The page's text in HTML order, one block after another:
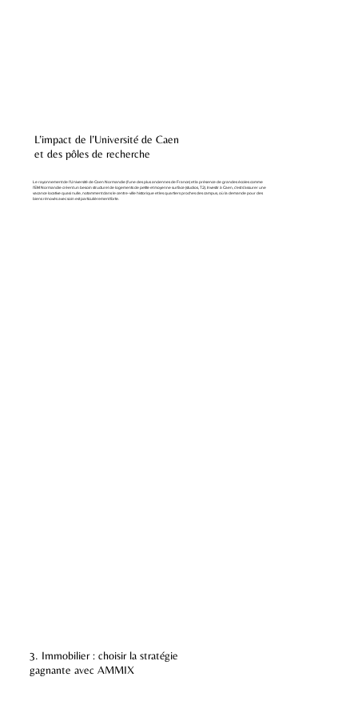
L’impact de l’Université de Caen
et des pôles de recherche
Le rayonnement de l’Université de Caen Normandie (l'une des plus anciennes de France) et la présence de grandes écoles comme
l'EM Normandie créent un besoin structurel de logements de petite et moyenne surface (studios, T2). Investir à Caen, c'est s'assurer une
vacance locative quasi nulle, notamment dans le centre-ville historique et les quartiers proches des campus, où la demande pour des
biens rénovés avec soin est particulièrement forte.
3. Immobilier : choisir la stratégie
gagnante avec AMMIX